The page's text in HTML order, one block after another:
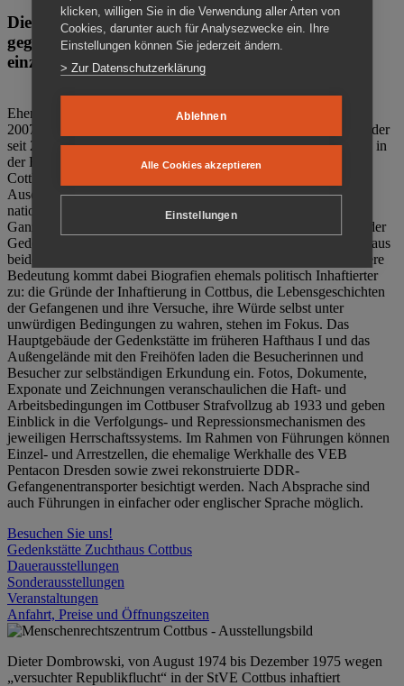
Die Gedenkstätte Zuchthaus Cottbus ist ein Ort
gegen das Vergessen. Anschaulich, nah und
einzigartig.
Ehemalige politische Häftlinge der DDR gründeten im Oktober
2007 den Verein Menschenrechtszentrum Cottbus e. V. (MRZ), der
seit 2011 Eigentümer des ehemaligen Gefängnisses (1860-2002) in
der Bautzener Straße und Träger der Gedenkstätte Zuchthaus
Cottbus ist. Im Zentrum der Arbeit der Gedenkstätte steht die
Auseinandersetzung mit politischem Unrecht während der
nationalsozialistischen Terrorherrschaft und der SED-Diktatur.
Ganzjährig zeigen mehrere Dauer- und Sonderausstellungen in der
Gedenkstätte Zuchthaus Cottbus Beispiele politischen Unrechts aus
beiden deutschen Diktaturen des 20. Jahrhunderts. Eine besondere
Bedeutung kommt dabei Biografien ehemals politisch Inhaftierter
zu: die Gründe der Inhaftierung in Cottbus, die Lebensgeschichten
der Gefangenen und ihre Versuche, ihre Würde selbst unter
unwürdigen Bedingungen zu wahren, stehen im Fokus. Das
Hauptgebäude der Gedenkstätte im früheren Hafthaus I und das
Außengelände mit den Freihöfen laden die Besucherinnen und
Besucher zur selbständigen Erkundung ein. Fotos, Dokumente,
Exponate und Zeichnungen veranschaulichen die Haft- und
Arbeitsbedingungen im Cottbuser Strafvollzug ab 1933 und geben
Einblick in die Verfolgungs- und Repressionsmechanismen des
jeweiligen Herrschaftssystems. Im Rahmen von Führungen können
Einzel- und Arrestzellen, die ehemalige Werkhalle des VEB
Pentacon Dresden sowie zwei rekonstruierte DDR-
Gefangenentransporter besichtigt werden. Nach Absprache sind
auch Führungen in einfacher oder englischer Sprache möglich.
Besuchen Sie uns!
Gedenkstätte Zuchthaus Cottbus
Dauerausstellungen
Sonderausstellungen
Veranstaltungen
Anfahrt, Preise und Öffnungszeiten
Dieter Dombrowski, von August 1974 bis Dezember 1975 wegen
„versuchter Republikflucht“ in der StVE Cottbus inhaftiert
klicken, willigen Sie in die Verwendung aller Arten von
Cookies, darunter auch für Analysezwecke ein. Ihre
Einstellungen können Sie jederzeit ändern.
> Zur Datenschutzerklärung
Ablehnen
Alle Cookies akzeptieren
Einstellungen